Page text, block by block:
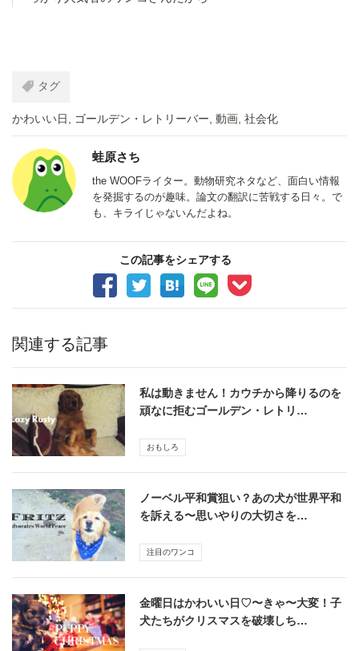
タグ
かわいい日 ゴールデン・レトリーバー 動画 社会化
蛙原さち
the WOOFライター。動物研究ネタなど、面白い情報
を発掘するのが趣味。論文の翻訳に苦戦する日々。で
も、キライじゃないんだよね。
この記事をシェアする
関連する記事
私は動きません！カウチから降りるのを
頑なに拒むゴールデン・レトリ…
おもしろ
ノーベル平和賞狙い？あの犬が世界平和
を訴える〜思いやりの大切さを…
注目のワンコ
金曜日はかわいい日♡〜きゃ〜大変！子
犬たちがクリスマスを破壊しち…